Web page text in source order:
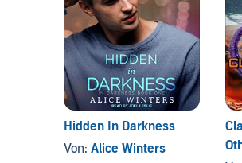
Hidden In Darkness
Von: Alice Winters